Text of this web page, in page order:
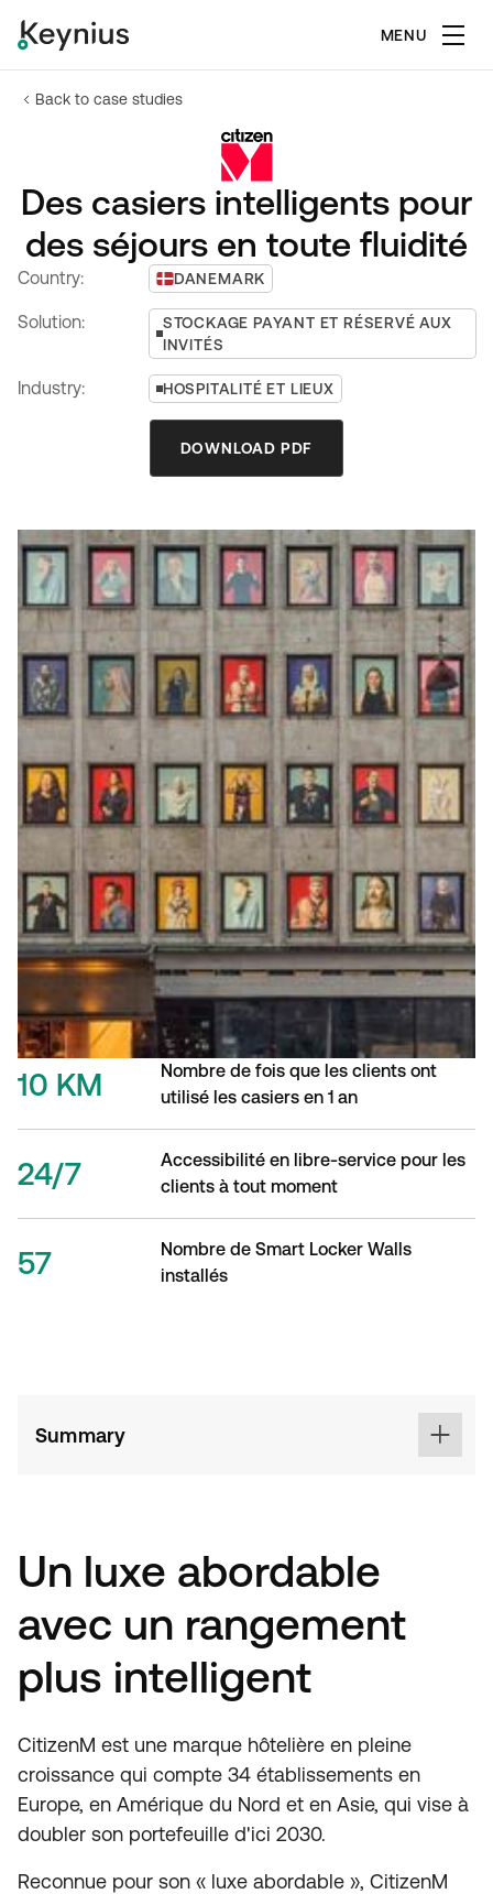
MENU
Back to case studies
Des casiers intelligents pour
des séjours en toute fluidité
Country: DANEMARK
Solution:
STOCKAGE PAYANT ET RÉSERVÉ AUX
INVITÉS
Industry: HOSPITALITÉ ET LIEUX
DOWNLOAD PDF
10 KM
Nombre de fois que les clients ont
utilisé les casiers en 1 an
24/7
Accessibilité en libre-service pour les
clients à tout moment
57
Nombre de Smart Locker Walls
installés
Summary
Un luxe abordable
avec un rangement
plus intelligent
CitizenM est une marque hôtelière en pleine
croissance qui compte 34 établissements en
Europe, en Amérique du Nord et en Asie, qui vise à
doubler son portefeuille d'ici 2030.
Reconnue pour son « luxe abordable », CitizenM